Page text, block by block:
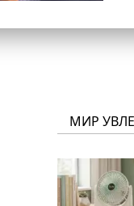
МИР